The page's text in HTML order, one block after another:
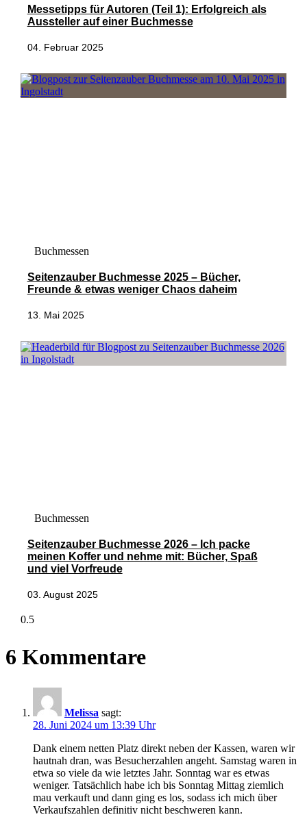
Messetipps für Autoren (Teil 1): Erfolgreich als
Aussteller auf einer Buchmesse
04. Februar 2025
Buchmessen
Seitenzauber Buchmesse 2025 – Bücher,
Freunde & etwas weniger Chaos daheim
13. Mai 2025
Buchmessen
Seitenzauber Buchmesse 2026 – Ich packe
meinen Koffer und nehme mit: Bücher, Spaß
und viel Vorfreude
03. August 2025
6 Kommentare
Melissa sagt:
28. Juni 2024 um 13:39 Uhr
Dank einem netten Platz direkt neben der Kassen, waren wir
hautnah dran, was Besucherzahlen angeht. Samstag waren in
etwa so viele da wie letztes Jahr. Sonntag war es etwas
weniger. Tatsächlich habe ich bis Sonntag Mittag ziemlich
mau verkauft und dann ging es los, sodass ich mich über
Verkaufszahlen definitiv nicht beschweren kann.